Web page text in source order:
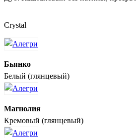
Crystal
Бьянко
Белый (глянцевый)
Магнолия
Кремовый (глянцевый)